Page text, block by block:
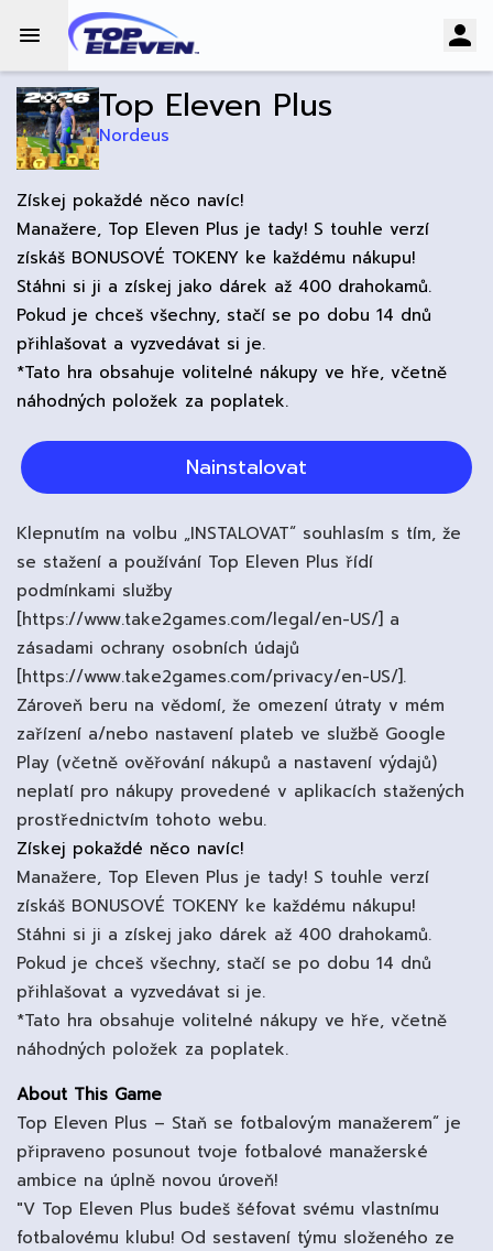
Top Eleven Plus
Nordeus
Získej pokaždé něco navíc!
Manažere, Top Eleven Plus je tady! S touhle verzí
získáš BONUSOVÉ TOKENY ke každému nákupu!
Stáhni si ji a získej jako dárek až 400 drahokamů.
Pokud je chceš všechny, stačí se po dobu 14 dnů
přihlašovat a vyzvedávat si je.
*Tato hra obsahuje volitelné nákupy ve hře, včetně
náhodných položek za poplatek.
Nainstalovat
Klepnutím na volbu „INSTALOVAT“ souhlasím s tím, že
se stažení a používání Top Eleven Plus řídí
podmínkami služby
[https://www.take2games.com/legal/en-US/] a
zásadami ochrany osobních údajů
[https://www.take2games.com/privacy/en-US/].
Zároveň beru na vědomí, že omezení útraty v mém
zařízení a/nebo nastavení plateb ve službě Google
Play (včetně ověřování nákupů a nastavení výdajů)
neplatí pro nákupy provedené v aplikacích stažených
prostřednictvím tohoto webu.
Získej pokaždé něco navíc!
Manažere, Top Eleven Plus je tady! S touhle verzí
získáš BONUSOVÉ TOKENY ke každému nákupu!
Stáhni si ji a získej jako dárek až 400 drahokamů.
Pokud je chceš všechny, stačí se po dobu 14 dnů
přihlašovat a vyzvedávat si je.
*Tato hra obsahuje volitelné nákupy ve hře, včetně
náhodných položek za poplatek.
About This Game
Top Eleven Plus – Staň se fotbalovým manažerem“ je
připraveno posunout tvoje fotbalové manažerské
ambice na úplně novou úroveň!
"V Top Eleven Plus budeš šéfovat svému vlastnímu
fotbalovému klubu! Od sestavení týmu složeného ze